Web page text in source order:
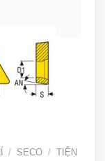
/ SECO / TIỆN